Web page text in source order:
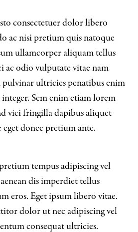
consectetuer dolor libero
ac nisi pretium quis natoque
ullamcorper aliquam tellus
ac odio vulputate vitae nam
pulvinar ultricies penatibus enim
Sem enim etiam lorem
vici fringilla dapibus aliquet
donec pretium ante.
tempus adipiscing vel
dis imperdiet tellus
eros. Eget ipsum libero vitae.
dolor ut nec adipiscing vel
consequat ultricies.